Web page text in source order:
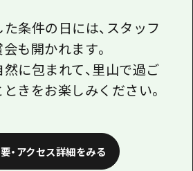
条件の日には、スタッフ
も開かれます。
に包まれて、里山で過ご
きをお楽しみください。
・アクセス詳細をみる